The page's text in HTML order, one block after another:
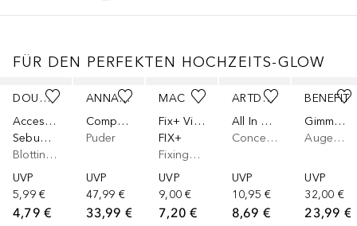
FÜR DEN PERFEKTEN HOCHZEITS-GLOW
DOUGLAS COLLECTION
Accessoires
Sebum (50 Bl.)
Blotting Paper
UVP
5,99 €
4,79 €
ANNAYAKE
Compacte Universelle
Puder
UVP
47,99 €
33,99 €
MAC
Fix+ Vibes
FIX+
Fixingspray
UVP
9,00 €
7,20 €
ARTDECO
All In One Cover Stick
Concealer
UVP
10,95 €
8,69 €
BENEFIT
Gimme Brow+
Augenbrauengel
UVP
32,00 €
23,99 €